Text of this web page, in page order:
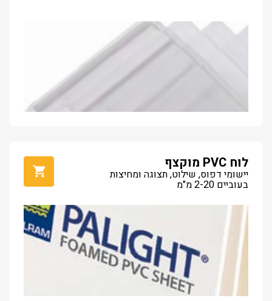
לוח PVC מוקצף
יישומי דפוס, שילוט, תצוגה ומחיצות
בעוביים 2-20 מ"מ